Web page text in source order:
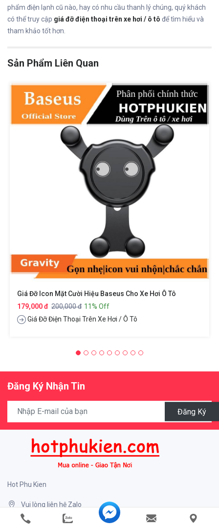
phẩm điện lạnh cũ nào, hay có nhu cầu thanh lý chúng, quý khách
có thể truy cập giá đỡ điện thoại trên xe hơi / ô tô để tìm hiểu và
tham khảo tốt hơn.
Sản Phẩm Liên Quan
Giá Đỡ Icon Mặt Cười Hiệu Baseus Cho Xe Hơi Ô Tô
179,000 đ 200,000 đ 11% Off
Giá Đỡ Điện Thoại Trên Xe Hơi / Ô Tô
Đăng Ký Nhận Tin
Đăng Ký
Hot Phu Kien
Vui lòng liên hệ Zalo
Shop chỉ bán online